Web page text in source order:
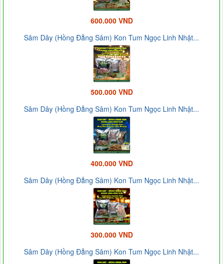
600.000 VND
Sâm Dây (Hồng Đẳng Sâm) Kon Tum Ngọc Linh Nhật...
500.000 VND
Sâm Dây (Hồng Đẳng Sâm) Kon Tum Ngọc Linh Nhật...
400.000 VND
Sâm Dây (Hồng Đẳng Sâm) Kon Tum Ngọc Linh Nhật...
300.000 VND
Sâm Dây (Hồng Đẳng Sâm) Kon Tum Ngọc Linh Nhật...